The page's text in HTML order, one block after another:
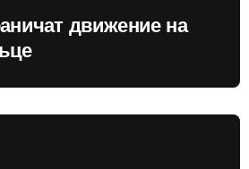
движение на